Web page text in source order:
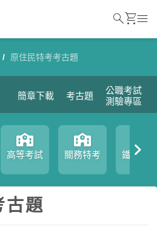
/ 原住民特考考古題
簡章下載 考古題
公職考試
測驗專區
高等考試 關務特考 鐵路特
古題
searchshopping_cartmenu